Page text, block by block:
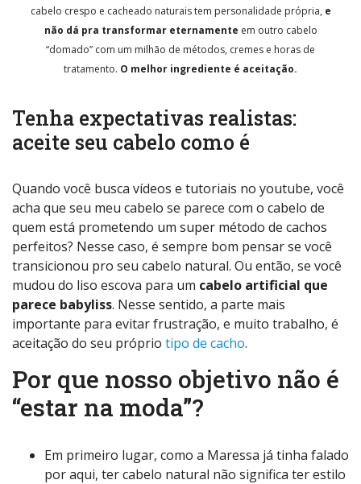
cabelo crespo e cacheado naturais tem personalidade própria, e
não dá pra transformar eternamente em outro cabelo
“domado” com um milhão de métodos, cremes e horas de
tratamento. O melhor ingrediente é aceitação.
Tenha expectativas realistas:
aceite seu cabelo como é
Quando você busca vídeos e tutoriais no youtube, você
acha que seu meu cabelo se parece com o cabelo de
quem está prometendo um super método de cachos
perfeitos? Nesse caso, é sempre bom pensar se você
transicionou pro seu cabelo natural. Ou então, se você
mudou do liso escova para um cabelo artificial que
parece babyliss. Nesse sentido, a parte mais
importante para evitar frustração, e muito trabalho, é
aceitação do seu próprio tipo de cacho.
Por que nosso objetivo não é
“estar na moda”?
Em primeiro lugar, como a Maressa já tinha falado
por aqui, ter cabelo natural não significa ter estilo